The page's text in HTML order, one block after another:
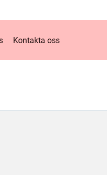
Kontakta oss